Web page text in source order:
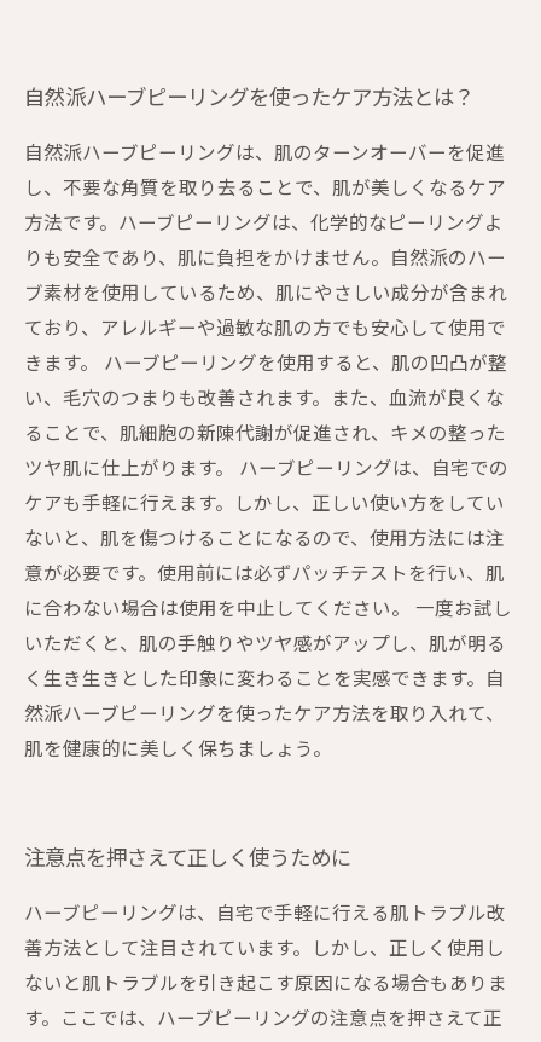
自然派ハーブピーリングを使ったケア方法とは？
自然派ハーブピーリングは、肌のターンオーバーを促進
し、不要な角質を取り去ることで、肌が美しくなるケア
方法です。ハーブピーリングは、化学的なピーリングよ
りも安全であり、肌に負担をかけません。自然派のハー
ブ素材を使用しているため、肌にやさしい成分が含まれ
ており、アレルギーや過敏な肌の方でも安心して使用で
きます。 ハーブピーリングを使用すると、肌の凹凸が整
い、毛穴のつまりも改善されます。また、血流が良くな
ることで、肌細胞の新陳代謝が促進され、キメの整った
ツヤ肌に仕上がります。 ハーブピーリングは、自宅での
ケアも手軽に行えます。しかし、正しい使い方をしてい
ないと、肌を傷つけることになるので、使用方法には注
意が必要です。使用前には必ずパッチテストを行い、肌
に合わない場合は使用を中止してください。 一度お試し
いただくと、肌の手触りやツヤ感がアップし、肌が明る
く生き生きとした印象に変わることを実感できます。自
然派ハーブピーリングを使ったケア方法を取り入れて、
肌を健康的に美しく保ちましょう。
注意点を押さえて正しく使うために
ハーブピーリングは、自宅で手軽に行える肌トラブル改
善方法として注目されています。しかし、正しく使用し
ないと肌トラブルを引き起こす原因になる場合もありま
す。ここでは、ハーブピーリングの注意点を押さえて正